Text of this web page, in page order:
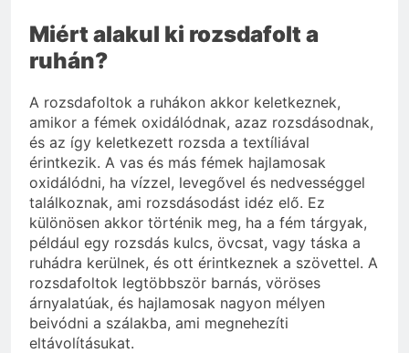
Miért alakul ki rozsdafolt a
ruhán?
A rozsdafoltok a ruhákon akkor keletkeznek,
amikor a fémek oxidálódnak, azaz rozsdásodnak,
és az így keletkezett rozsda a textíliával
érintkezik. A vas és más fémek hajlamosak
oxidálódni, ha vízzel, levegővel és nedvességgel
találkoznak, ami rozsdásodást idéz elő. Ez
különösen akkor történik meg, ha a fém tárgyak,
például egy rozsdás kulcs, övcsat, vagy táska a
ruhádra kerülnek, és ott érintkeznek a szövettel. A
rozsdafoltok legtöbbször barnás, vöröses
árnyalatúak, és hajlamosak nagyon mélyen
beivódni a szálakba, ami megnehezíti
eltávolításukat.